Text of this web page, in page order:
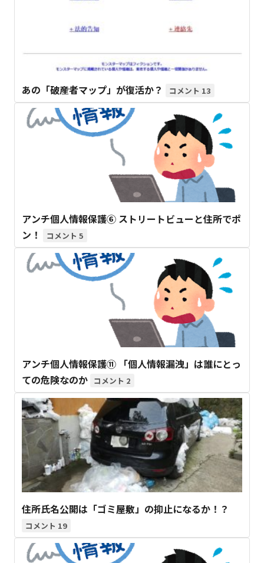
あの「破産者マップ」が復活か？ 13
アンチ個人情報保護⑥ ストリートビューと住所でポ
ン！
5
アンチ個人情報保護⑪ 「個人情報漏洩」は誰にとっ
ての危険なのか
2
住所氏名公開は「ゴミ屋敷」の抑止になるか！？
19